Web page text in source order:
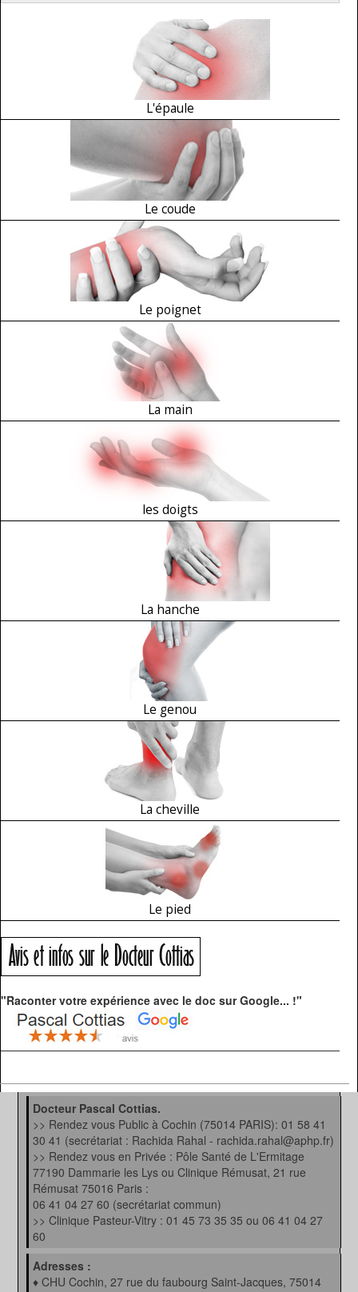
L'épaule
Le coude
Le poignet
La main
les doigts
La hanche
Le genou
La cheville
Le pied
"Raconter votre expérience avec le doc sur Google... !"
Docteur Pascal Cottias.
>> Rendez vous Public à Cochin (75014 PARIS): 01 58 41
30 41 (secrétariat : Rachida Rahal - rachida.rahal@aphp.fr)
>> Rendez vous en Privée : Pôle Santé de L'Ermitage
77190 Dammarie les Lys ou Clinique Rémusat, 21 rue
Rémusat 75016 Paris :
06 41 04 27 60 (secrétariat commun)
>> Clinique Pasteur-Vitry : 01 45 73 35 35 ou 06 41 04 27
60
Adresses :
♦ CHU Cochin, 27 rue du faubourg Saint-Jacques, 75014